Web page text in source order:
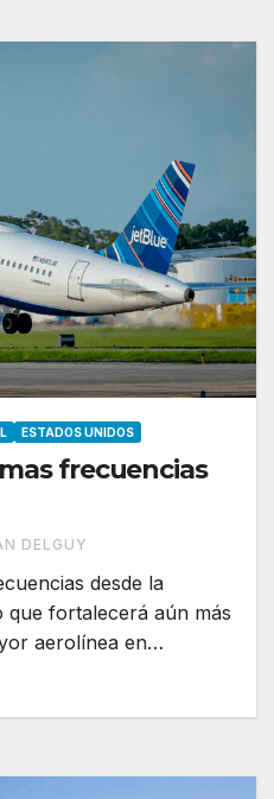
ESTADOS UNIDOS
frecuencias
DELGUY
desde la
que fortalecerá aún más
aerolínea en…